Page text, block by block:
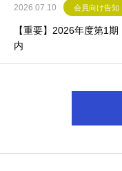
2026.07.10 会員向け告知
【重要】2026年度第1
内